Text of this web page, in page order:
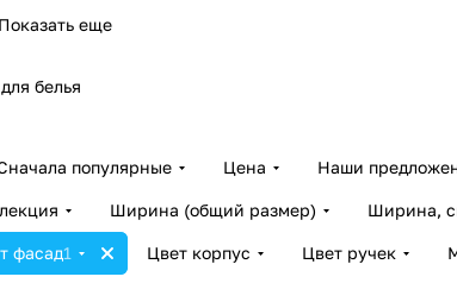
Показать еще
белья
популярные Цена Наши
Ширина (общий размер) Ширина,
фасад1 Цвет корпус Цвет ручек